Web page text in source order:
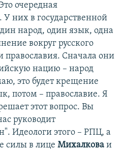
очередная
них в государственной
народ, один язык, одна
вокруг русского
православия. Сначала они
нацию – народ
это будет крещение
потом – православие. Я
этот вопрос. Вы
руководит
Идеологи этого – РПЦ, а
силы в лице Михалкова и